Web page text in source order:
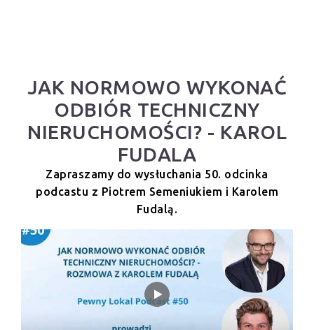
JAK NORMOWO WYKONAĆ
ODBIÓR TECHNICZNY
NIERUCHOMOŚCI? - KAROL
FUDALA
Zapraszamy do wysłuchania 50. odcinka
podcastu z Piotrem Semeniukiem i Karolem
Fudalą.